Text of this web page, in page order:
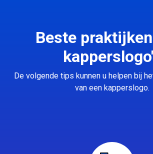
Beste
De volgende tips kunnen u helpen bij
van een kapperslogo.